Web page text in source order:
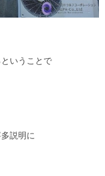
いうことで
説明に